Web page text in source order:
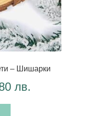
– Шишарки
лв.